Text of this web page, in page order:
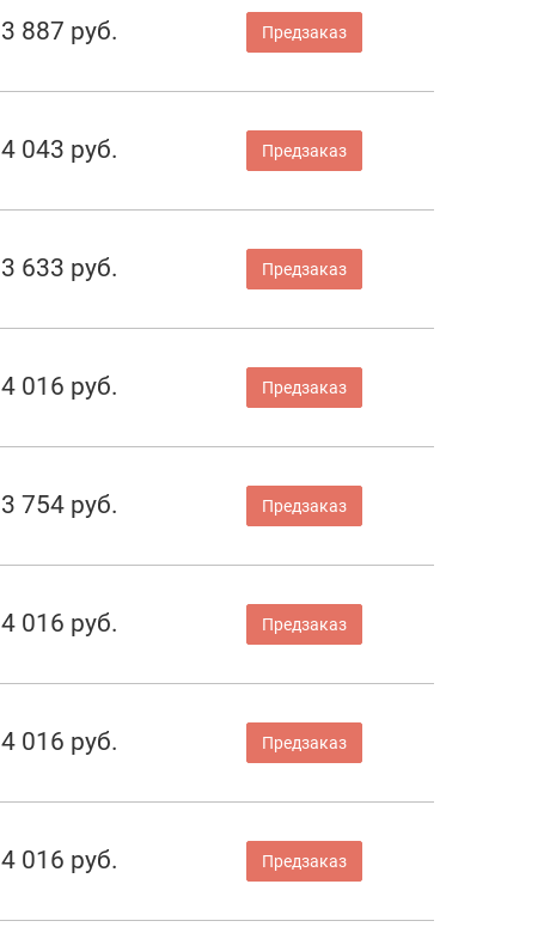
3 887 руб. Предзаказ
4 043 руб. Предзаказ
3 633 руб. Предзаказ
4 016 руб. Предзаказ
3 754 руб. Предзаказ
4 016 руб. Предзаказ
4 016 руб. Предзаказ
4 016 руб. Предзаказ